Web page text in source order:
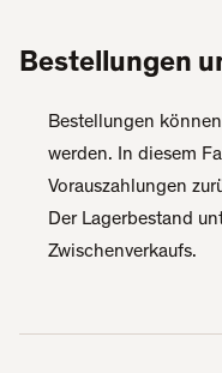
Bestellungen
Bestellungen
werden. In diesem
Vorauszahlungen
Der Lagerbestand
Zwischenverkaufs.